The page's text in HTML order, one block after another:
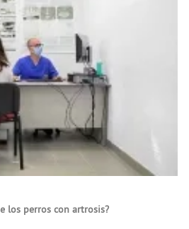
los perros con artrosis?